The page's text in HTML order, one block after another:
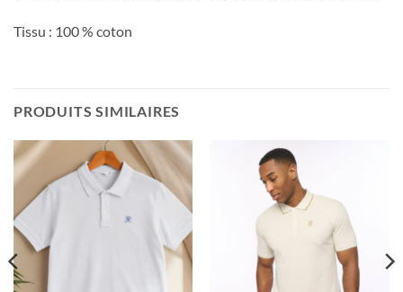
Tissu : 100 % coton
PRODUITS SIMILAIRES